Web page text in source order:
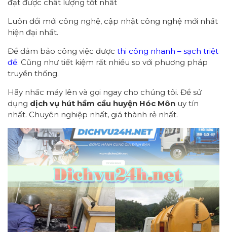
đạt được chất lượng tốt nhất
Luôn đổi mới công nghệ, cập nhật công nghệ mới nhất
hiện đại nhất.
Để đảm bảo công việc được thi công nhanh – sạch triệt
để. Cũng như tiết kiệm rất nhiều so với phương pháp
truyền thống.
Hãy nhấc máy lên và gọi ngay cho chúng tôi. Để sử
dụng dịch vụ hút hầm cầu huyện Hóc Môn uy tín
nhất. Chuyên nghiệp nhất, giá thành rẻ nhất.